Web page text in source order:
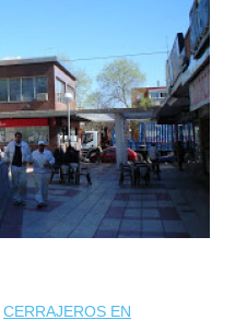
CERRAJEROS EN